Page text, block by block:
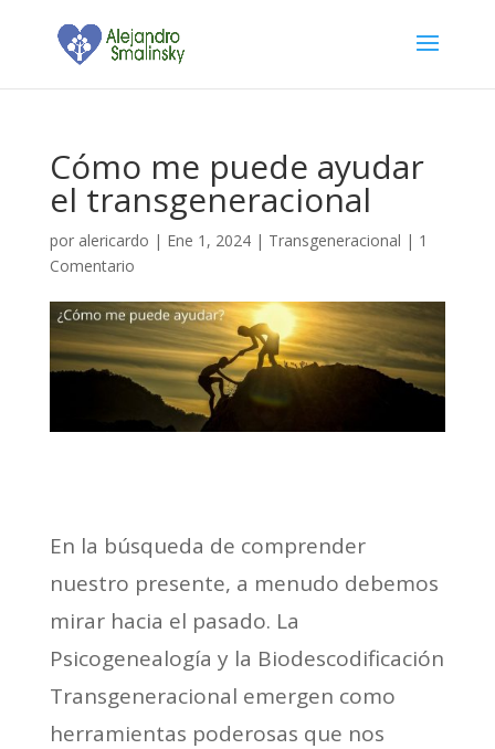
Cómo me puede ayudar
el transgeneracional
por alericardo | Ene 1, 2024| Transgeneracional | 1
Comentario
En la búsqueda de comprender
nuestro presente, a menudo debemos
mirar hacia el pasado. La
Psicogenealogía y la Biodescodificación
Transgeneracional emergen como
herramientas poderosas que nos